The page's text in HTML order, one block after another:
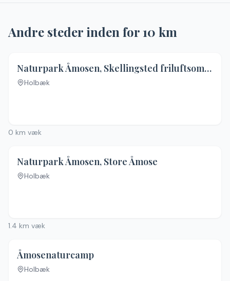
Andre steder inden for10 km
Naturpark Åmosen, Skellingsted friluftsområde
Holbæk
0 km væk
Naturpark Åmosen, Store Åmose
Holbæk
1.4 km væk
Åmosenaturcamp
Holbæk